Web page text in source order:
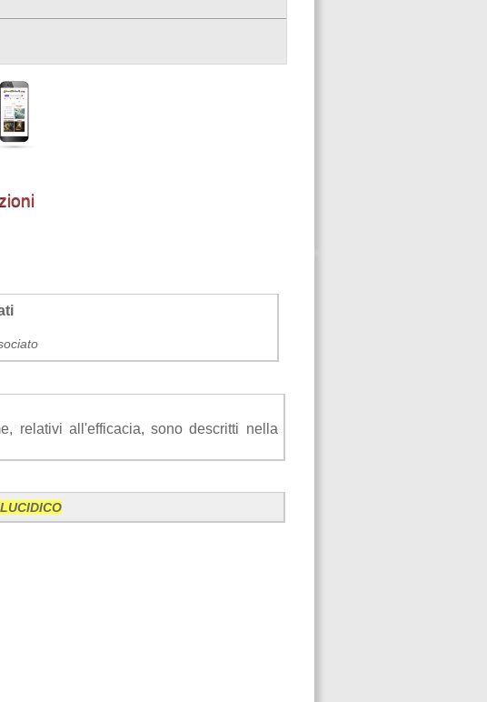
relativi all'efficacia, sono descritti nella